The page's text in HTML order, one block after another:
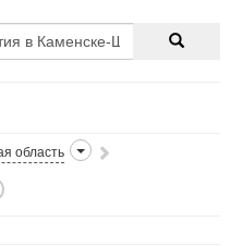
область